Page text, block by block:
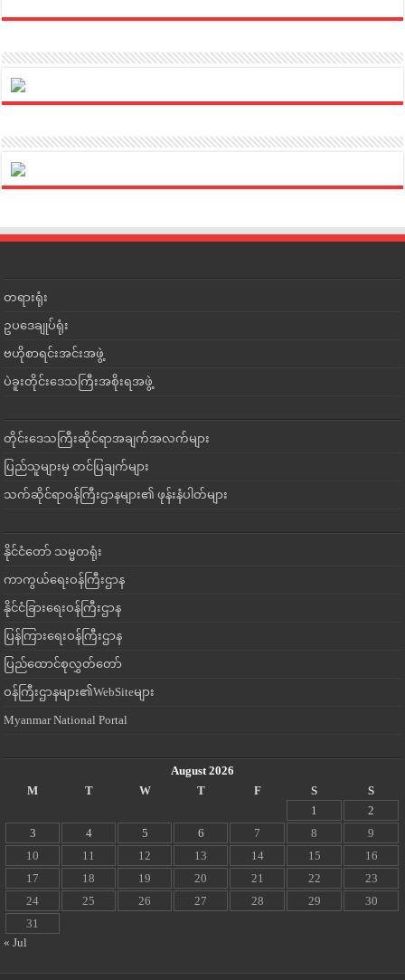
တရားရုံး
ဥပဒေချုပ်ရုံး
ဗဟိုစာရင်းအင်းအဖွဲ့
ပဲခူးတိုင်းဒေသကြီးအစိုးရအဖွဲ့
တိုင်းဒေသကြီးဆိုင်ရာအချက်အလက်များ
ပြည်သူများမှ တင်ပြချက်များ
သက်ဆိုင်ရာဝန်ကြီးဌာနများ၏ ဖုန်းနံပါတ်များ
နိုင်ငံတော် သမ္မတရုံး
ကာကွယ်ရေးဝန်ကြီးဌာန
နိုင်ငံခြားရေးဝန်ကြီးဌာန
ပြန်ကြားရေးဝန်ကြီးဌာန
ပြည်ထောင်စုလွှတ်တော်
ဝန်ကြီးဌာနများ၏WebSiteများ
Myanmar National Portal
August 2026
M
T W T F S
S
1
2
3
4 5 6 7 8
9
10
11 12 13 14 15
16
17
18 19 20 21 22
23
24
25 26 27 28 29
30
31
« Jul